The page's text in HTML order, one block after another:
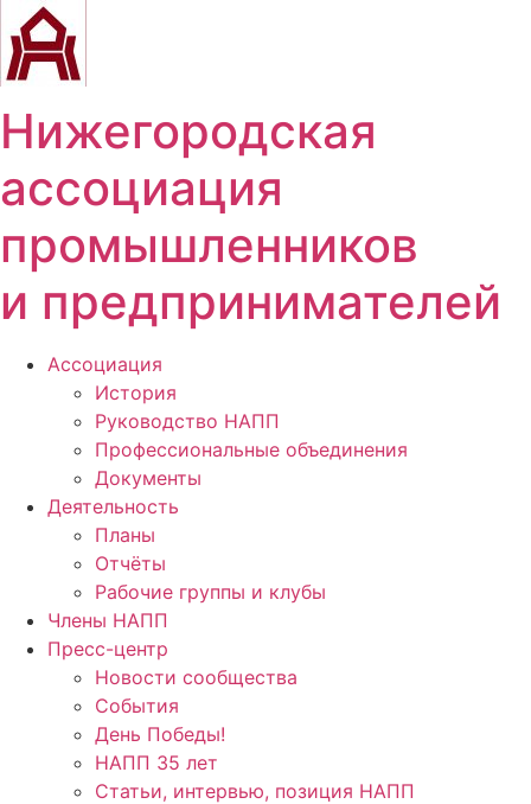
Перейти
содержимому
Нижегородская
ассоциация
промышленников
и предпринимателей
Ассоциация
История
Руководство НАПП
Профессиональные объединения
Документы
Деятельность
Планы
Отчёты
Рабочие группы и клубы
Члены НАПП
Пресс-центр
Новости сообщества
События
День Победы!
НАПП 35 лет
Статьи, интервью, позиция НАПП